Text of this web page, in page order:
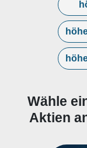
Wähle
Aktien